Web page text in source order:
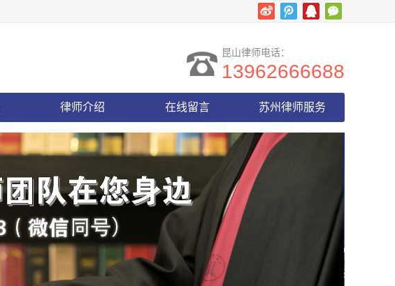
昆山律师电话：
13962666688
律师介绍 在线留言 苏州律师服务